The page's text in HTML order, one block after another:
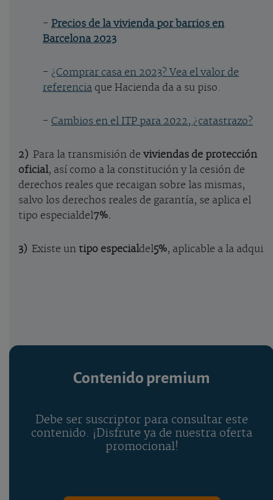
- Precios de la vivienda por barrios en
Barcelona 2023
- ¿Comprar casa en 2023? Vea el valor de
referencia que Hacienda da a su piso.
- Cambios en el ITP para 2022, ¿catastrazo?
2) Para la transmisión de viviendas de protección
oficial, así como a la constitución y la cesión de
derechos reales que recaigan sobre las mismas,
salvo los derechos reales de garantía, se aplica el
tipo especialdel7%.
3) Existe un tipo especialdel5%, aplicable a la adqui
Contenido premium
Debe ser suscriptor para consultar este
contenido. ¡Disfrute ya de nuestra oferta
promocional!